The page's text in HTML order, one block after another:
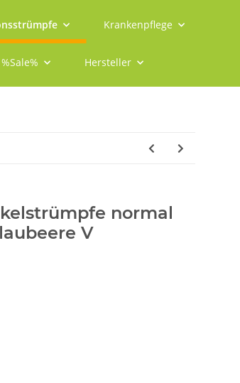
Krankenpflege
%Sale% Hersteller
normal
V